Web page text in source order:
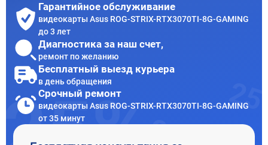
Гарантийное обслуживание
видеокарты Asus ROG-STRIX-RTX3070TI-8G-GAMING
до 3 лет
Диагностика за наш счет,
ремонт по желанию
Бесплатный выезд курьера
в день обращения
Срочный ремонт
видеокарты Asus ROG-STRIX-RTX3070TI-8G-GAMING
от 35 минут